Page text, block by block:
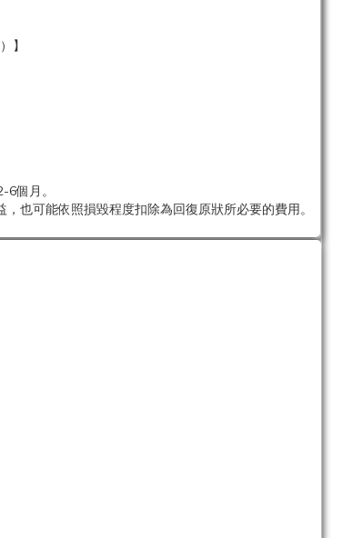
】
個月。
也可能依照損毀程度扣除為回復原狀所必要的費用。